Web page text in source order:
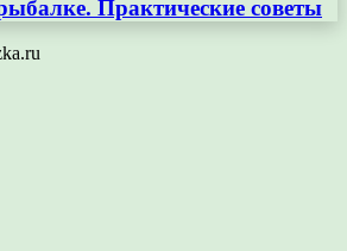
Практические советы